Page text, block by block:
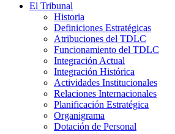
El Tribunal
Historia
Definiciones Estratégicas
Atribuciones del TDLC
Funcionamiento del TDLC
Integración Actual
Integración Histórica
Actividades Institucionales
Relaciones Internacionales
Planificación Estratégica
Organigrama
Dotación de Personal